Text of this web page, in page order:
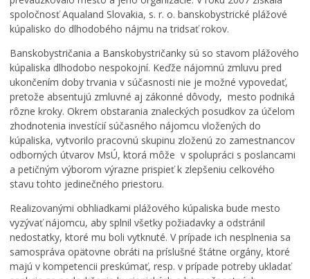
Mladí BB
Šport
Kultúra
Sociálna pomoc
Matrika a pobyt
Dane a poplatky
Doprava a údržba komunikácií
Odpady, verejné priestranstvá
Klíma v meste
Životné prostredie
Chov spoločenských zvierat
Turistické informačné centrum
spoločnosť Aqualand Slovakia, s. r. o. banskobystrické plážové
kúpalisko do dlhodobého nájmu na tridsať rokov.
Banskobystričania a Banskobystričanky sú so stavom plážového
kúpaliska dlhodobo nespokojní. Keďže nájomnú zmluvu pred
ukončením doby trvania v súčasnosti nie je možné vypovedať,
pretože absentujú zmluvné aj zákonné dôvody, mesto podniká
rôzne kroky. Okrem obstarania znaleckých posudkov za účelom
zhodnotenia investícií súčasného nájomcu vložených do
kúpaliska, vytvorilo pracovnú skupinu zloženú zo zamestnancov
odborných útvarov MsÚ, ktorá môže v spolupráci s poslancami
a petičným výborom výrazne prispieť k zlepšeniu celkového
stavu tohto jedinečného priestoru.
Realizovanými obhliadkami plážového kúpaliska bude mesto
vyzývať nájomcu, aby splnil všetky požiadavky a odstránil
nedostatky, ktoré mu boli vytknuté. V prípade ich nesplnenia sa
samospráva opätovne obráti na príslušné štátne orgány, ktoré
majú v kompetencii preskúmať, resp. v prípade potreby ukladať